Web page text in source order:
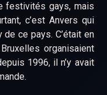
festivités gays, mais
c’est Anvers qui
ce pays. C’était en
organisaient
1996, il n’y avait